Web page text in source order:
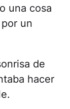
una cosa
un
de
hacer